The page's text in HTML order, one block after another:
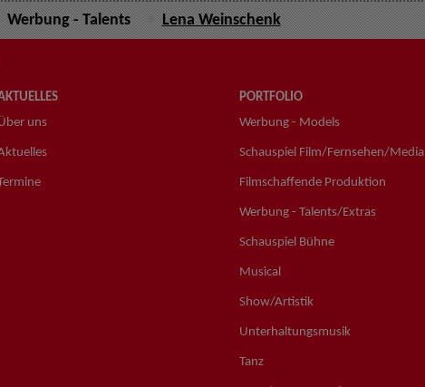
Werbung - Talents Lena Weinschenk
uns
PORTFOLIO
Werbung - Models
Schauspiel Film/Fernsehen/Media
Filmschaffende Produktion
Werbung - Talents/Extras
Schauspiel Bühne
Musical
Show/Artistik
Unterhaltungsmusik
Tanz